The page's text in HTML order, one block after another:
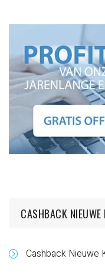
CASHBACK NIEUWE
Cashback Nieuwe